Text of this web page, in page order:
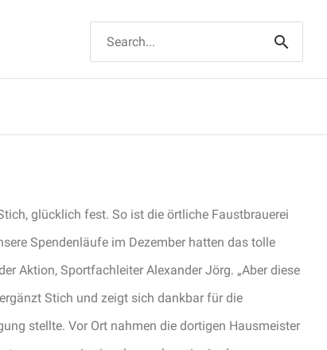
Suchen
glücklich fest. So ist die örtliche Faustbrauerei
Spendenläufe im Dezember hatten das tolle
Aktion, Sportfachleiter Alexander Jörg. „Aber diese
Stich und zeigt sich dankbar für die
stellte. Vor Ort nahmen die dortigen Hausmeister